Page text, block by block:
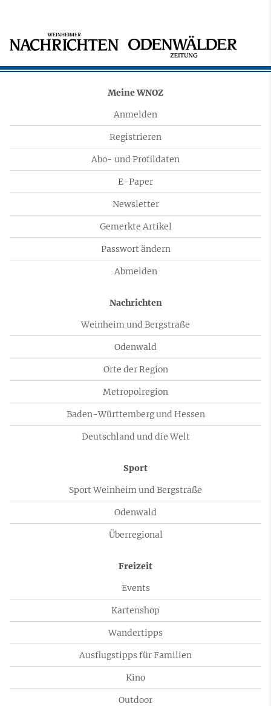
Meine WNOZ
Anmelden
Registrieren
Abo- und Profildaten
E-Paper
Newsletter
Gemerkte Artikel
Passwort ändern
Abmelden
Nachrichten
Weinheim und Bergstraße
Odenwald
Orte der Region
Metropolregion
Baden-Württemberg und Hessen
Deutschland und die Welt
Sport
Sport Weinheim und Bergstraße
Odenwald
Überregional
Freizeit
Events
Kartenshop
Wandertipps
Ausflugstipps für Familien
Kino
Outdoor